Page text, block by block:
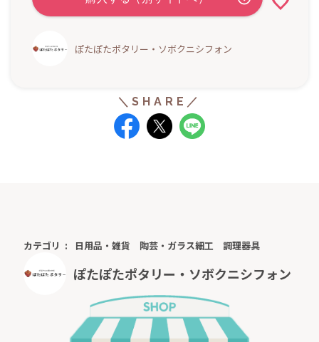
ぽたぽたポタリー・ソボクニシフォン
カテゴリ 日用品・雑貨 陶芸・ガラス細工 調理器具
ぽたぽたポタリー・ソボクニシフォン